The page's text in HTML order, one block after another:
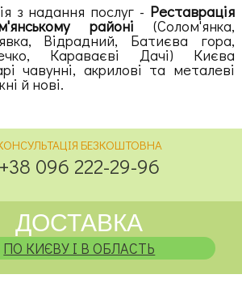
з надання послуг - Реставрація
районі (Солом'янка,
Відрадний, Батиєва гора,
Караваєві Дачі) Києва
чавунні, акрилові та металеві
й нові.
БЕЗКОШТОВНА
+38 096 222-29-96
ДОСТАВКА
ПО КИЄВУ І В ОБЛАСТЬ